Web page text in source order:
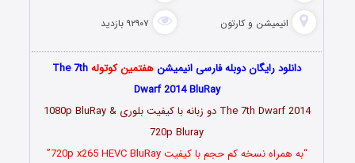
انیمیشن و کارتون ۹۲۹۰۷ بازدید
دانلود رایگان دوبله فارسی انیمیشنهفتمین کوتولهThe 7th
Dwarf 2014 BluRay
The 7th Dwarf 2014 دو زبانه با کیفیت بلوری 1080p BluRay &
720p Bluray
“به همراه نسخه کم حجم با کیفیت 720p x265 HEVC BluRay”